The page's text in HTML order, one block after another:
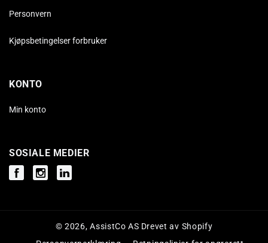
Personvern
Kjøpsbetingelser forbruker
KONTO
Min konto
SOSIALE MEDIER
FacebookInstagramInstagram
© 2026,AssistCo AS Drevet av Shopify